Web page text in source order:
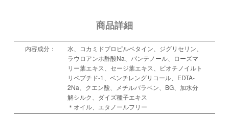
商品詳細
内容成分：
水、コカミドプロピルベタイン、ジグリセリン、
ラウロアンホ酢酸Na、パンテノール、ローズマ
リー葉エキス、セージ葉エキス、ビオチノイルト
リペプチド-1、ベンチレングリコール、EDTA-
2Na、クエン酸、メチルバラベン、BG、加水分
解シルク、ダイズ種子エキス
＊オイル、エタノールフリー